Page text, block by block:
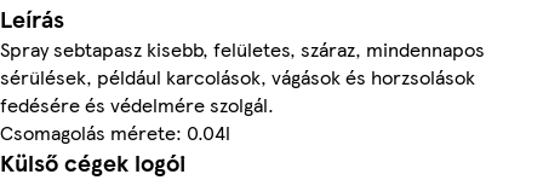
Leírás
Spray sebtapasz kisebb, felületes, száraz, mindennapos
sérülések, például karcolások, vágások és horzsolások
fedésére és védelmére szolgál.
Csomagolás mérete: 0.04l
Külső cégek logói